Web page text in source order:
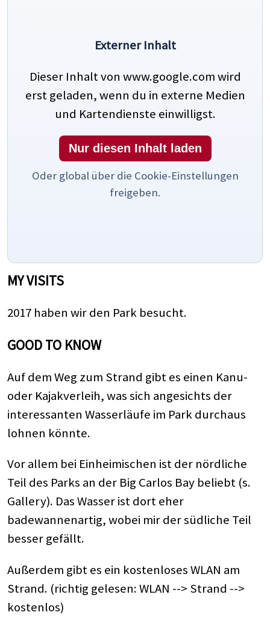
Externer Inhalt
Dieser Inhalt von www.google.com wird
erst geladen, wenn du in externe Medien
und Kartendienste einwilligst.
Nur diesen Inhalt laden
Oder global über die Cookie-Einstellungen
freigeben.
MY VISITS
2017 haben wir den Park besucht.
GOOD TO KNOW
Auf dem Weg zum Strand gibt es einen Kanu-
oder Kajakverleih, was sich angesichts der
interessanten Wasserläufe im Park durchaus
lohnen könnte.
Vor allem bei Einheimischen ist der nördliche
Teil des Parks an der Big Carlos Bay beliebt (s.
Gallery). Das Wasser ist dort eher
badewannenartig, wobei mir der südliche Teil
besser gefällt.
Außerdem gibt es ein kostenloses WLAN am
Strand. (richtig gelesen: WLAN --> Strand -->
kostenlos)